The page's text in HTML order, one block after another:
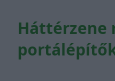
Háttérzene